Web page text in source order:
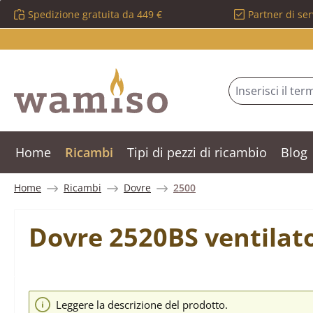
al contenuto principale
Salta alla ricerca
Passa alla navigazione principale
Spedizione gratuita da 449 € Partner di
Home Ricambi Tipi di pezzi di ricambio Blog
Home Ricambi Dovre 2500
Dovre 2520BS
Salta la galleria di immagini
Leggere la descrizione del prodotto.